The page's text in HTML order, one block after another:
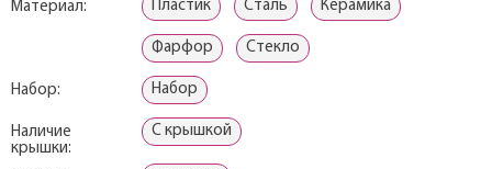
Материал: Пластик Сталь Керамика
Фарфор Стекло
Набор: Набор
Наличие
крышки:
С крышкой